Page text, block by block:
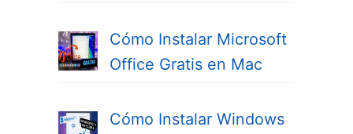
Cómo Instalar Microsoft
Office Gratis en Mac
Cómo Instalar Windows